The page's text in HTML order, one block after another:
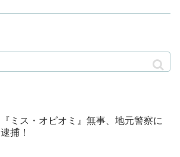
『ミス・オピオミ』無事、地元警察に
逮捕！